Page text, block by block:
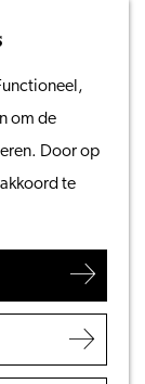
om de
Door op
te
het water
& drinken
kinderen
Leiden